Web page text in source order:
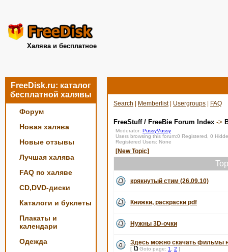
Халява и бесплатное
FreeDisk.ru: каталог
бесплатной халявы
Форум
Новая халява
Новые отзывы
Лучшая халява
FAQ по халяве
CD,DVD-диски
Каталоги и буклеты
Плакаты и
календари
Одежда
Search Memberlist| Usergroups FAQ
FreeStuff / FreeBie Forum Index ->
Moderator: PussyVussy
Users browsing this forum:0 Registered, 0
Registered Users: None
[New Topic]
крякнутый стим (26.09.10)
Книжки, раскраски pdf
Нужны 3D-очки
Здесь можно скачать фильмы
[ Goto page: 1 2 ]